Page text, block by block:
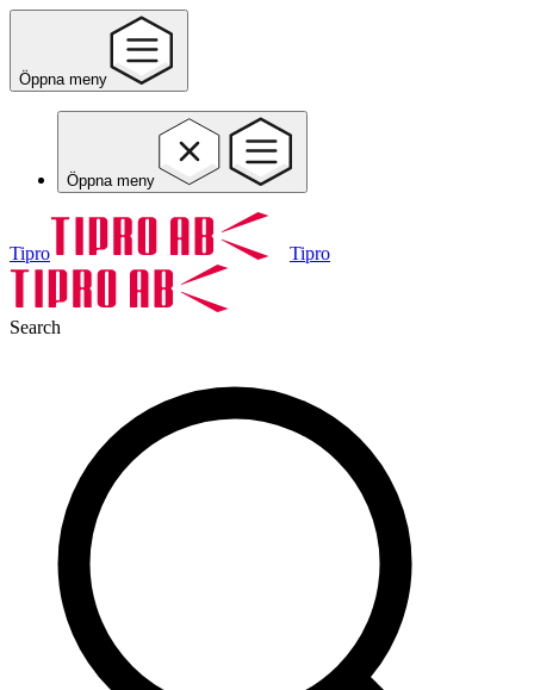
Öppna meny
Öppna meny
Tipro Tipro
Search